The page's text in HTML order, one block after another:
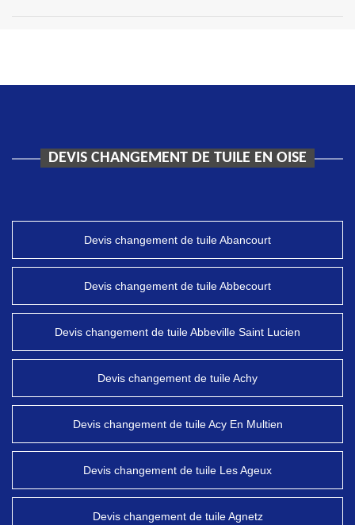
DEVIS CHANGEMENT DE TUILE EN OISE
Devis changement de tuile Abancourt
Devis changement de tuile Abbecourt
Devis changement de tuile Abbeville Saint Lucien
Devis changement de tuile Achy
Devis changement de tuile Acy En Multien
Devis changement de tuile Les Ageux
Devis changement de tuile Agnetz